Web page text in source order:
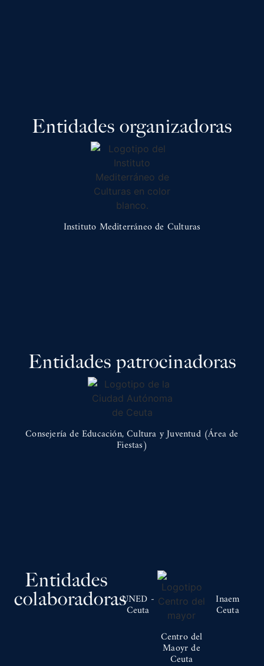
Entidades organizadoras
Instituto Mediterráneo de Culturas
Entidades patrocinadoras
Consejería de Educación, Cultura y Juventud (Área de
Fiestas)
Entidades
colaboradorasUNED -
Ceuta
Centro del
Maoyr de
Ceuta
Inaem
Ceuta